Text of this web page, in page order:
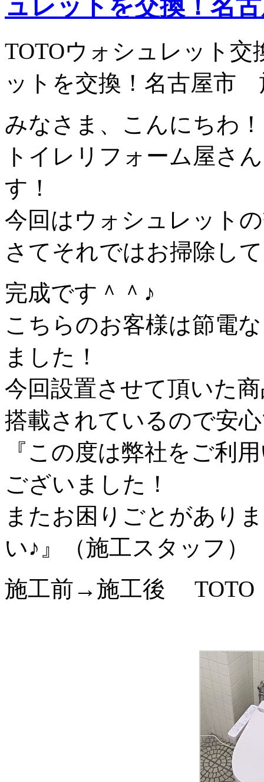
ュレットを交換！名
TOTOウォシュレット
ットを交換！名古屋市
みなさま、こんにちわ！
トイレリフォーム屋さ
す！
今回はウォシュレット
さてそれではお掃除し
完成です＾＾♪
こちらのお客様は節電
ました！
今回設置させて頂いた
搭載されているので安
『この度は弊社をご利
ございました！
またお困りごとがあり
い♪』（施工スタッフ）
施工前→施工後 TOTO